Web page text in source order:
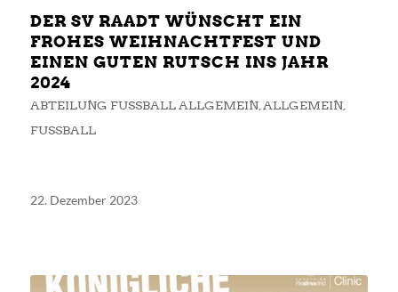
DER SV RAADT WÜNSCHT EIN
FROHES WEIHNACHTFEST UND
EINEN GUTEN RUTSCH INS JAHR
2024
ABTEILUNG FUSSBALL ALLGEMEIN , ALLGEMEIN,
FUSSBALL
22. Dezember 2023